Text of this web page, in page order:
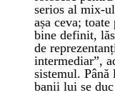
serios al mix-
așa ceva;
bine definit,
de
intermediar”,
sistemul.
banii lui se